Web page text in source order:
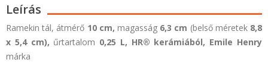
Leírás
Ramekin tál, átmérő 10 cm, magasság 6,3 cm (belső méretek 8,8
x 5,4 cm), űrtartalom 0,25 L, HR® kerámiából, Emile Henry
márka